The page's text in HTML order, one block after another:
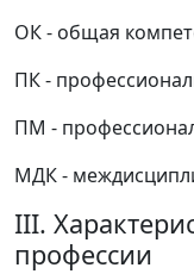
ОК - общая
ПК -
ПМ -
МДК -
III.
профессии